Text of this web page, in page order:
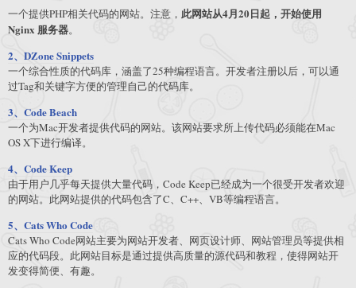
一个提供PHP相关代码的网站。注意， 此网站从4月20日起，开始使用
Nginx 服务器。
2、DZone Snippets
一个综合性质的代码库，涵盖了25种编程语言。开发者注册以后，可以通
过Tag和关键字方便的管理自己的代码库。
3、Code Beach
一个为Mac开发者提供代码的网站。该网站要求所上传代码必须能在Mac
OS X下进行编译。
4、Code Keep
由于用户几乎每天提供大量代码，Code Keep已经成为一个很受开发者欢迎
的网站。此网站提供的代码包含了C、C++、VB等编程语言。
5、Cats Who Code
Cats Who Code网站主要为网站开发者、网页设计师、网站管理员等提供相
应的代码段。此网站目标是通过提供高质量的源代码和教程，使得网站开
发变得简便、有趣。